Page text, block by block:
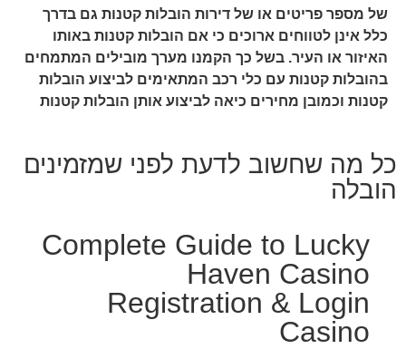
של מספר פריטים או של דירות הובלות קטנות גם בדרך
כלל אינן לטווחים ארוכים כי אם הובלות קטנות באותו
האיזור או העיר. בשל כך הקמנו מערך מובילים המתמחים
בהובלות קטנות עם כלי רכב המתאימים לביצוע הובלות
קטנות וכמובן מחירים כיאה לביצוע אותן הובלות קטנות
כל מה שחשוב לדעת לפני שמזמינים
הובלה
Complete Guide to Lucky
Haven Casino
Registration & Login
Casino